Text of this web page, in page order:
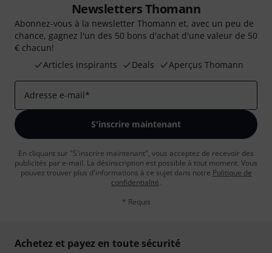
Newsletters Thomann
Abonnez-vous à la newsletter Thomann et, avec un peu de
chance, gagnez l'un des 50 bons d'achat d'une valeur de 50
€ chacun!
Articles inspirants
Deals Aperçus Thomann
Adresse e-mail*
S'inscrire maintenant
En cliquant sur "S'inscrire maintenant", vous acceptez de recevoir des
publicités par e-mail. La désinscription est possible à tout moment. Vous
pouvez trouver plus d'informations à ce sujet dans notre Politique de
confidentialité.
* Requis
Achetez et payez en toute sécurité